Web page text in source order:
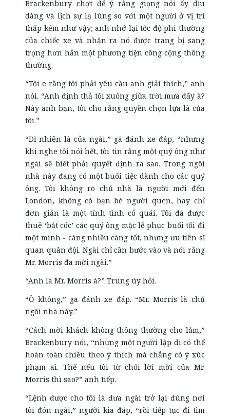
Brackenbury chợt để ý rằng giọng nói ấy dịu
dàng và lịch sự lạ lùng so với một người ở vị trí
thấp kém như vậy; anh nhớ lại tốc độ phi thường
của chiếc xe và nhận ra nó được trang bị sang
trọng hơn hẳn một phương tiện công cộng thông
thường.
“Tôi e rằng tôi phải yêu cầu anh giải thích,” anh
nói. “Anh định thả tôi xuống giữa trời mưa đấy à?
Này anh bạn, tôi cho rằng quyền chọn lựa là của
tôi.”
“Dĩ nhiên là của ngài,” gã đánh xe đáp, “nhưng
khi nghe tôi nói hết, tôi tin rằng một quý ông như
ngài sẽ biết phải quyết định ra sao. Trong ngôi
nhà này đang có một buổi tiệc dành cho các quý
ông. Tôi không rõ chủ nhà là người mới đến
London, không có bạn bè người quen, hay chỉ
đơn giản là một tính tình cổ quái. Tôi đã được
thuê ‘bắt cóc’ các quý ông mặc lễ phục buổi tối đi
một mình - càng nhiều càng tốt, nhưng ưu tiên sĩ
quan quân đội. Ngài chỉ cần bước vào và nói rằng
Mr. Morris đã mời ngài.”
“Anh là Mr. Morris à?” Trung úy hỏi.
“Ồ không,” gã đánh xe đáp. “Mr. Morris là chủ
ngôi nhà này.”
“Cách mời khách không thông thường cho lắm,”
Brackenbury nói, “nhưng một người lập dị có thể
hoàn toàn chiều theo ý thích mà chẳng có ý xúc
phạm ai. Thế nếu tôi từ chối lời mời của Mr.
Morris thì sao?” anh tiếp.
“Lệnh được cho tôi là đưa ngài trở lại đúng nơi
tôi đón ngài,” người kia đáp, “rồi tiếp tục đi tìm